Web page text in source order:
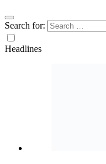
Search for:
Headlines